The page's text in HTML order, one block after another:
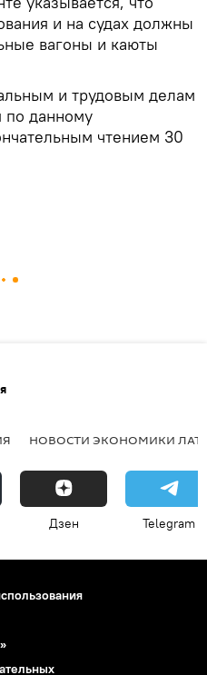
и на судах должны
вагоны и каюты
и трудовым делам
по данному
чтением 30
НОВОСТИ ЭКОНОМИКИ
Дзен Telegram